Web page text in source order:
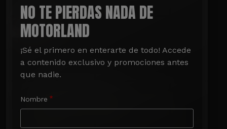
NO TE PIERDAS NADA DE
MOTORLAND
¡Sé el primero en enterarte de todo! Accede
a contenido exclusivo y promociones antes
que nadie.
Nombre